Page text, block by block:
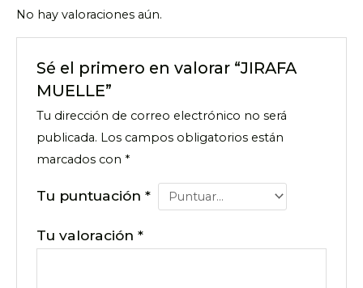
No hay valoraciones aún.
Sé el primero en valorar “JIRAFA
MUELLE”
Tu dirección de correo electrónico no será
publicada. Los campos obligatorios están
marcados con *
Tu puntuación*
Tu valoración*